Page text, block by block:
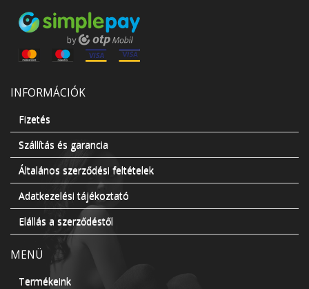
INFORMÁCIÓK
Fizetés
Szállítás és garancia
Általános szerződési feltételek
Adatkezelési tájékoztató
Elállás a szerződéstől
MENÜ
Termékeink